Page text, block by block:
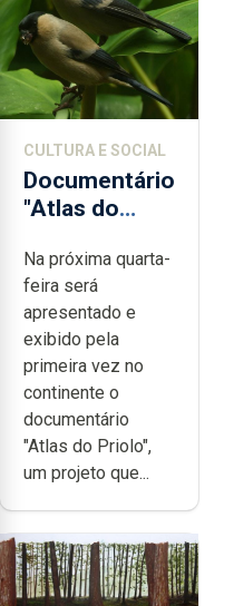
CULTURA E SOCIAL
Documentário
"Atlas do
apresentado
em Lisboa
Na próxima quarta-
feira será
apresentado e
exibido pela
primeira vez no
continente o
documentário
"Atlas do Priolo",
um projeto que...